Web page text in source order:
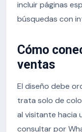
incluir páginas
búsquedas con
Cómo
ventas
El diseño debe
trata solo de
al visitante hacia
consultar por